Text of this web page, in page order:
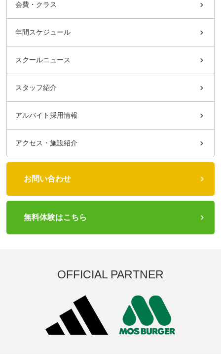
会費・クラス
年間スケジュール
スクールニュース
スタッフ紹介
アルバイト採用情報
アクセス・施設紹介
お問い合わせ
無料体験はこちら
OFFICIAL PARTNER